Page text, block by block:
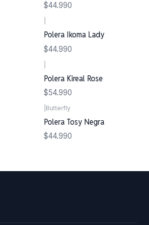
$44.990
Polera Ikoma Lady
$44.990
Polera Kireal Rose
$54.990
Butterfly
Polera Tosy Negra
$44.990